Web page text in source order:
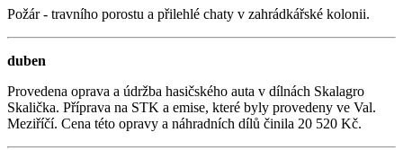
Požár - travního porostu a přilehlé chaty v zahrádkářské kolonii.
duben
Provedena oprava a údržba hasičského auta v dílnách Skalagro
Skalička. Příprava na STK a emise, které byly provedeny ve Val.
Meziříčí. Cena této opravy a náhradních dílů činila 20 520 Kč.